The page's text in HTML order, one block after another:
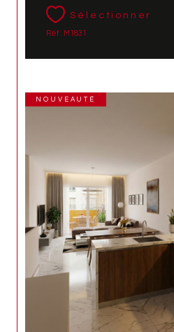
Sélectionner
Réf : M1831
NOUVEAUTÉ